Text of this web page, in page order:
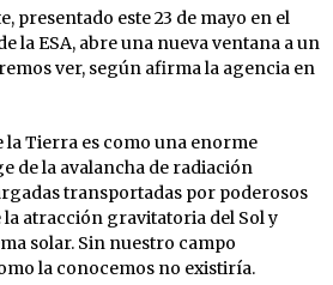
presentado este 23 de mayo en el
la ESA, abre una nueva ventana a un
ver, según afirma la agencia en
la Tierra es como una enorme
de la avalancha de radiación
transportadas por poderosos
la atracción gravitatoria del Sol y
solar. Sin nuestro campo
la conocemos no existiría.